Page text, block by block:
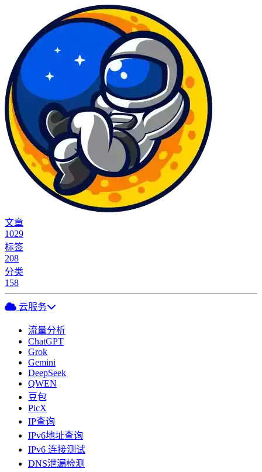
文章
1029
标签
208
分类
158
云服务
流量分析
ChatGPT
Grok
Gemini
DeepSeek
QWEN
豆包
PicX
IP查询
IPv6地址查询
IPv6 连接测试
DNS泄漏检测